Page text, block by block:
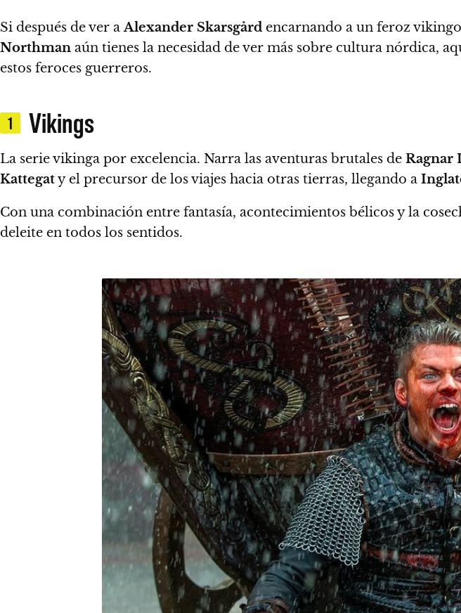
Si después de ver aAlexander Skarsgård encarnando a un feroz
Northman aún tienes la necesidad de ver más sobre cultura nórdica,
estos feroces guerreros.
1 Vikings
La serie vikinga por excelencia. Narra las aventuras brutales de Ragnar
Kattegaty el precursor de los viajes hacia otras tierras, llegando a
Con una combinación entre fantasía, acontecimientos bélicos y la
deleite en todos los sentidos.